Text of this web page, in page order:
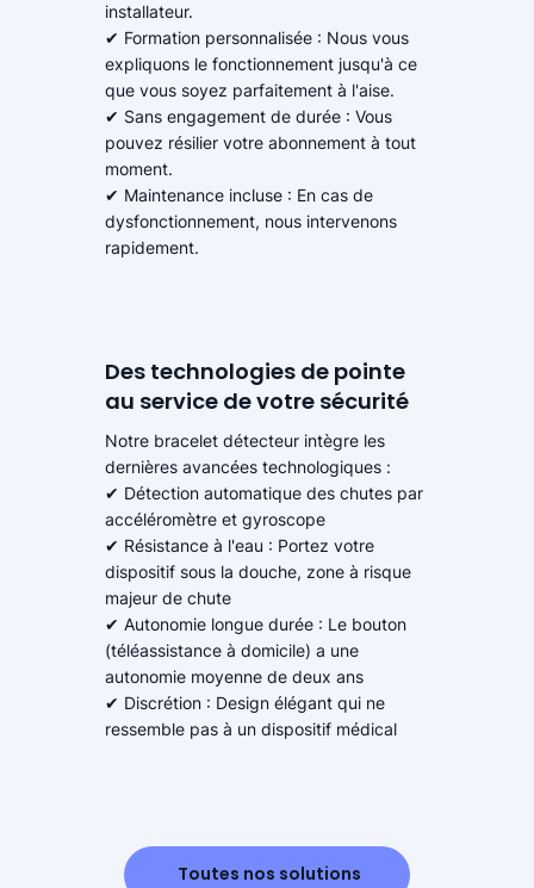
installateur.
✔ Formation personnalisée : Nous vous
expliquons le fonctionnement jusqu'à ce
que vous soyez parfaitement à l'aise.
✔ Sans engagement de durée : Vous
pouvez résilier votre abonnement à tout
moment.
✔ Maintenance incluse : En cas de
dysfonctionnement, nous intervenons
rapidement.
Des technologies de pointe
au service de votre sécurité
Notre bracelet détecteur intègre les
dernières avancées technologiques :
✔ Détection automatique des chutes par
accéléromètre et gyroscope
✔ Résistance à l'eau : Portez votre
dispositif sous la douche, zone à risque
majeur de chute
✔ Autonomie longue durée : Le bouton
(téléassistance à domicile) a une
autonomie moyenne de deux ans
✔ Discrétion : Design élégant qui ne
ressemble pas à un dispositif médical
Toutes nos solutions